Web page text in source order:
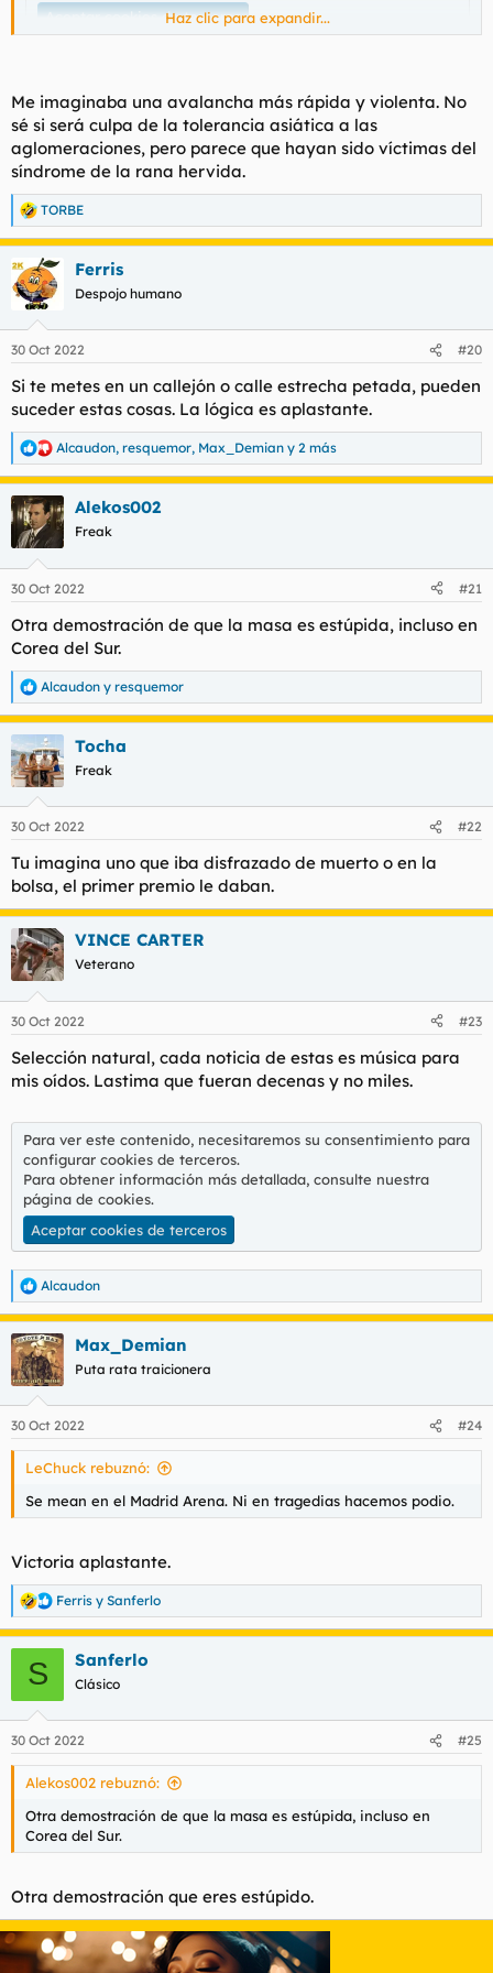
Aceptar cookies de terceros
Avalancha
Para ver este contenido, necesitaremos su consentimiento
para configurar cookies de terceros.
página de cookies
Aceptar cookies de terceros
Los videos de sendvid ya se veran cuando la web termine de
Para ver este contenido, necesitaremos su consentimiento
para configurar cookies de terceros.
Para obtener información más detallada, consulte nuestra
página de cookies.
Aceptar cookies de terceros
Para ver este contenido, necesitaremos su consentimiento
para configurar cookies de terceros.
página de cookies
Para ver este contenido, necesitaremos su consentimiento
para configurar cookies de terceros.
Para obtener información más detallada, consulte nuestra
Para ver este contenido, necesitaremos su consentimiento
para configurar cookies de terceros.
Para obtener información más detallada, consulte nuestra
página de cookies.
Aceptar cookies de terceros
Para ver este contenido, necesitaremos su consentimiento
para configurar cookies de terceros.
Para obtener información más detallada, consulte nuestra
página de cookies.
Aceptar cookies de terceros
Para ver este contenido, necesitaremos su consentimiento
para configurar cookies de terceros.
Para obtener información más detallada, consulte nuestra
página de cookies.
Para ver este contenido, necesitaremos su consentimiento
página de cookies.
Aceptar cookies de terceros
Haz clic para expandir...
Me imaginaba una avalancha más rápida y violenta. No
sé si será culpa de la tolerancia asiática a las
aglomeraciones, pero parece que hayan sido víctimas del
síndrome de la rana hervida.
R
e
a
c
c
e
s
:
TORBE
Ferris
Despojo humano
30 Oct 2022 #20
Si te metes en un callejón o calle estrecha petada, pueden
suceder estas cosas. La lógica es aplastante.
R
e
a
c
c
i
e
:
Alcaudon, resquemor, Max_Demian y 2 más
Alekos002
Freak
30 Oct 2022 #21
Otra demostración de que la masa es estúpida, incluso en
Corea del Sur.
R
e
a
c
c
i
e
:
Alcaudon y resquemor
Tocha
Freak
30 Oct 2022 #22
Tu imagina uno que iba disfrazado de muerto o en la
bolsa, el primer premio le daban.
VINCE CARTER
Veterano
30 Oct 2022 #23
Selección natural, cada noticia de estas es música para
mis oídos. Lastima que fueran decenas y no miles.
Para ver este contenido, necesitaremos su consentimiento para
configurar cookies de terceros.
Para obtener información más detallada, consulte nuestra
página de cookies.
Aceptar cookies de terceros
R
e
a
c
c
i
e
s
Alcaudon
Max_Demian
Puta rata traicionera
30 Oct 2022 #24
LeChuck rebuznó:
Se mean en el Madrid Arena. Ni en tragedias hacemos podio.
Victoria aplastante.
R
e
a
e
s
Ferris y Sanferlo
S Sanferlo
Clásico
30 Oct 2022 #25
Alekos002 rebuznó:
Otra demostración de que la masa es estúpida, incluso en
Corea del Sur.
Otra demostración que eres estúpido.